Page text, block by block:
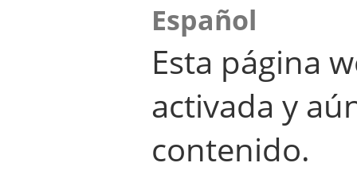
Español
Esta página
activada y
contenido.